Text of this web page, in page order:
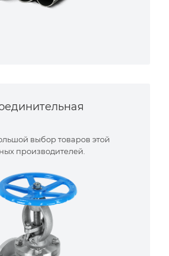
выбор товаров этой
производителей.